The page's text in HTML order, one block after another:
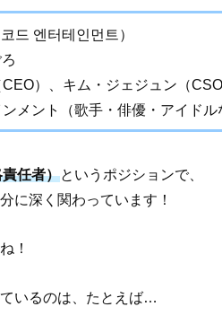
드 엔터테인먼트）
）、キム・ジェジュン（CSO
メント（歌手・俳優・アイドル
任者）というポジションで、
に深く関わっています！
！
いるのは、たとえば…